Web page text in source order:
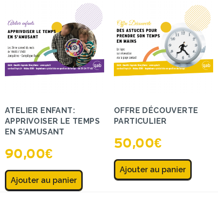
ATELIER ENFANT:
APPRIVOISER LE TEMPS
EN S’AMUSANT
90,00€
Ajouter au panier
OFFRE DÉCOUVERTE
PARTICULIER
50,00€
Ajouter au panier